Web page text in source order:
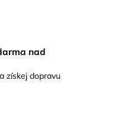
nad
získej dopravu